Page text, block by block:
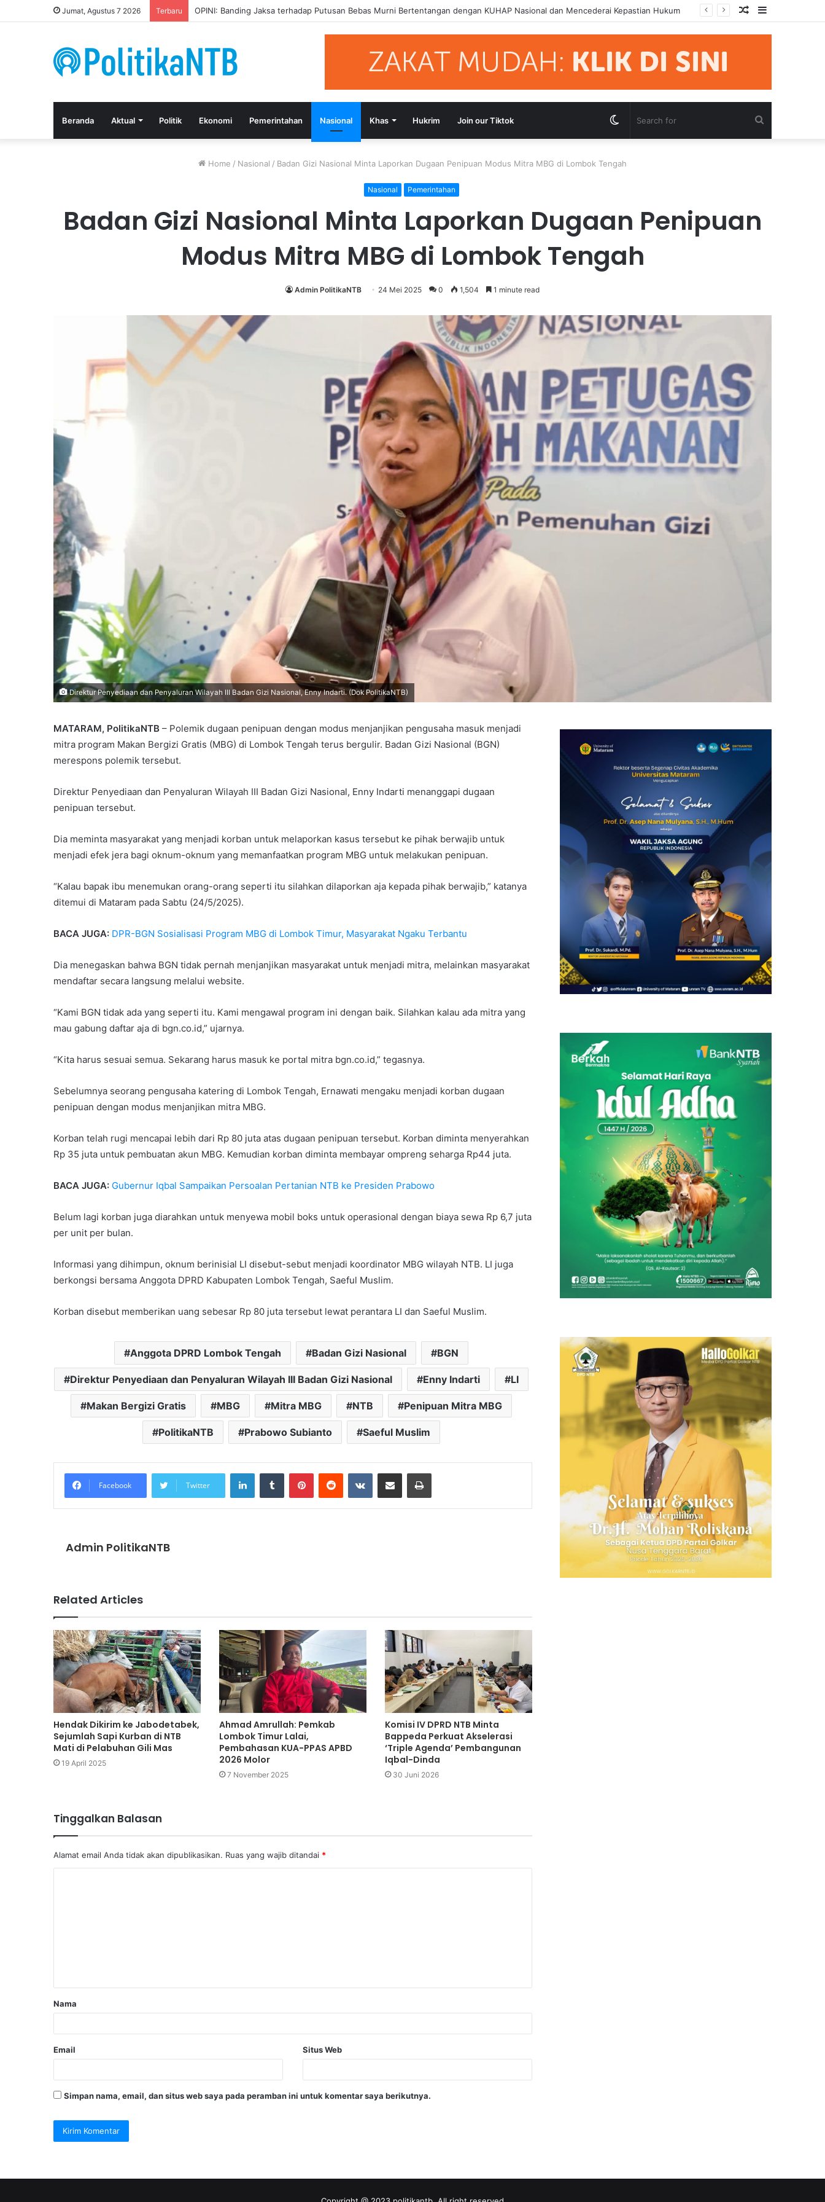
Jumat, Agustus 7 2026 Terbaru Kuasa Hukum Apresiasi Putusan Bebas Tiga Terdakwa Kasus Gratifikasi DPRD NTB, Ajak Semua Pihak Hormati Supremasi Hukum Sidebar
Random
Article
Beranda Aktual Politik Ekonomi Pemerintahan Nasional Khas Hukrim Join our Tiktok Switch
Home / Nasional / Badan Gizi Nasional Minta Laporkan Dugaan Penipuan Modus Mitra MBG di Lombok Tengah
Nasional Pemerintahan
Badan Gizi Nasional Minta Laporkan Dugaan Penipuan
Modus Mitra MBG di Lombok Tengah
Admin PolitikaNTB 24 Mei 2025 0 1,504 1 minute read
Direktur Penyediaan dan Penyaluran Wilayah III Badan Gizi Nasional, Enny Indarti. (Dok PolitikaNTB)
MATARAM, PolitikaNTB – Polemik dugaan penipuan dengan modus menjanjikan pengusaha masuk menjadi
mitra program Makan Bergizi Gratis (MBG) di Lombok Tengah terus bergulir. Badan Gizi Nasional (BGN)
merespons polemik tersebut.
Direktur Penyediaan dan Penyaluran Wilayah III Badan Gizi Nasional, Enny Indarti menanggapi dugaan
penipuan tersebut.
Dia meminta masyarakat yang menjadi korban untuk melaporkan kasus tersebut ke pihak berwajib untuk
menjadi efek jera bagi oknum-oknum yang memanfaatkan program MBG untuk melakukan penipuan.
“Kalau bapak ibu menemukan orang-orang seperti itu silahkan dilaporkan aja kepada pihak berwajib,” katanya
ditemui di Mataram pada Sabtu (24/5/2025).
BACA JUGA: DPR-BGN Sosialisasi Program MBG di Lombok Timur, Masyarakat Ngaku Terbantu
Dia menegaskan bahwa BGN tidak pernah menjanjikan masyarakat untuk menjadi mitra, melainkan masyarakat
mendaftar secara langsung melalui website.
“Kami BGN tidak ada yang seperti itu. Kami mengawal program ini dengan baik. Silahkan kalau ada mitra yang
mau gabung daftar aja di bgn.co.id,” ujarnya.
“Kita harus sesuai semua. Sekarang harus masuk ke portal mitra bgn.co.id,” tegasnya.
Sebelumnya seorang pengusaha katering di Lombok Tengah, Ernawati mengaku menjadi korban dugaan
penipuan dengan modus menjanjikan mitra MBG.
Korban telah rugi mencapai lebih dari Rp 80 juta atas dugaan penipuan tersebut. Korban diminta menyerahkan
Rp 35 juta untuk pembuatan akun MBG. Kemudian korban diminta membayar ompreng seharga Rp44 juta.
BACA JUGA: Gubernur Iqbal Sampaikan Persoalan Pertanian NTB ke Presiden Prabowo
Belum lagi korban juga diarahkan untuk menyewa mobil boks untuk operasional dengan biaya sewa Rp 6,7 juta
per unit per bulan.
Informasi yang dihimpun, oknum berinisial LI disebut-sebut menjadi koordinator MBG wilayah NTB. LI juga
berkongsi bersama Anggota DPRD Kabupaten Lombok Tengah, Saeful Muslim.
Korban disebut memberikan uang sebesar Rp 80 juta tersebut lewat perantara LI dan Saeful Muslim.
Anggota DPRD Lombok Tengah Badan Gizi Nasional BGN
Direktur Penyediaan dan Penyaluran Wilayah III Badan Gizi Nasional Enny Indarti LI
Makan Bergizi Gratis MBG Mitra MBG NTB Penipuan Mitra MBG
PolitikaNTB Prabowo Subianto Saeful Muslim
Facebook Twitter
LinkedInTumblr PinterestReddit VKontakteShare via Email Print
Admin PolitikaNTB
Related Articles
Hendak Dikirim ke Jabodetabek,
Sejumlah Sapi Kurban di NTB
Mati di Pelabuhan Gili Mas
19 April 2025
Ahmad Amrullah: Pemkab
Lombok Timur Lalai,
Pembahasan KUA-PPAS APBD
2026 Molor
7 November 2025
Komisi IV DPRD NTB Minta
Bappeda Perkuat Akselerasi
‘Triple Agenda’ Pembangunan
Iqbal-Dinda
30 Juni 2026
Tinggalkan Balasan
Alamat email Anda tidak akan dipublikasikan. Ruas yang wajib ditandai *
Nama
Email Situs Web
Simpan nama, email, dan situs web saya pada peramban ini untuk komentar saya berikutnya.